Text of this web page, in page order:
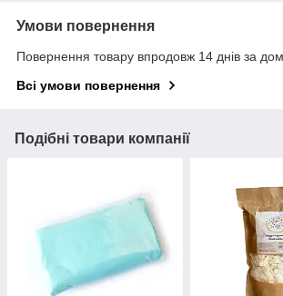
Умови повернення
Повернення товару впродовж 14 днів за
Всі умови повернення
Подібні товари компанії